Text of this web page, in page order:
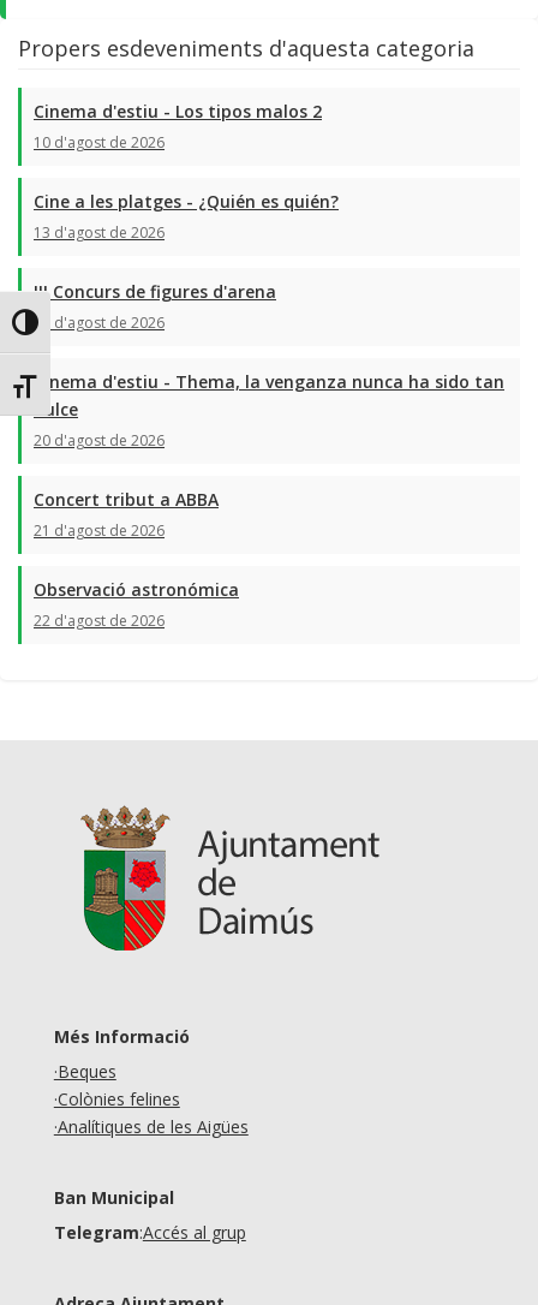
Toggle High Contrast
Toggle Font size
Propers esdeveniments d'aquesta categoria
Cinema d'estiu - Los tipos malos 2
10 d'agost de 2026
Cine a les platges - ¿Quién es quién?
13 d'agost de 2026
III Concurs de figures d'arena
19 d'agost de 2026
Cinema d'estiu - Thema, la venganza nunca ha sido tan
dulce
20 d'agost de 2026
Concert tribut a ABBA
21 d'agost de 2026
Observació astronómica
22 d'agost de 2026
Més Informació
·Beques
·Colònies felines
·Analítiques de les Aigües
Ban Municipal
Telegram:Accés al grup